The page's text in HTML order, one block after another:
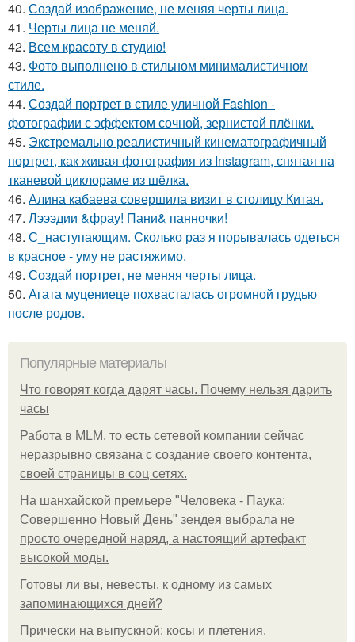
40. Создай изображение, не меняя черты лица.
41. Черты лица не меняй.
42. Всем красоту в студию!
43. Фото выполнено в стильном минималистичном
стиле.
44. Создай портрет в стиле уличной Fashion -
фотографии с эффектом сочной, зернистой плёнки.
45. Экстремально реалистичный кинематографичный
портрет, как живая фотография из Instagram, снятая на
тканевой циклораме из шёлка.
46. Алина кабаева совершила визит в столицу Китая.
47. Лэээдии &фрау! Пани& панночки!
48. С_наступающим. Сколько раз я порывалась одеться
в красное - уму не растяжимо.
49. Создай портрет, не меняя черты лица.
50. Агата муцениеце похвасталась огромной грудью
после родов.
Популярные материалы
Что говорят когда дарят часы. Почему нельзя дарить
часы
Работа в MLM, то есть сетевой компании сейчас
неразрывно связана с создание своего контента,
своей страницы в соц сетях.
На шанхайской премьере "Человека - Паука:
Совершенно Новый День" зендея выбрала не
просто очередной наряд, а настоящий артефакт
высокой моды.
Готовы ли вы, невесты, к одному из самых
запоминающихся дней?
Прически на выпускной: косы и плетения.